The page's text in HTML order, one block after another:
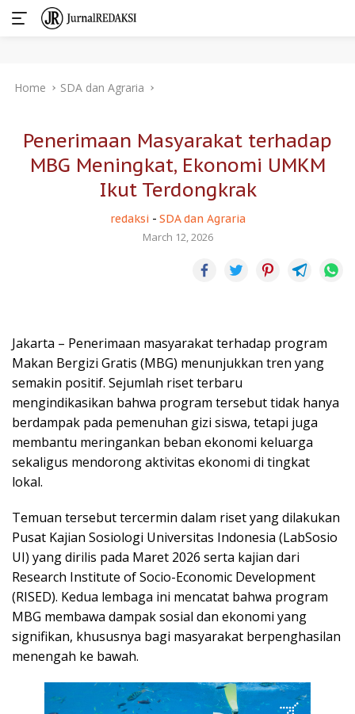
Home SDA dan Agraria
Penerimaan Masyarakat terhadap
MBG Meningkat, Ekonomi UMKM
Ikut Terdongkrak
redaksi - SDA dan Agraria
March 12, 2026
Jakarta – Penerimaan masyarakat terhadap program
Makan Bergizi Gratis (MBG) menunjukkan tren yang
semakin positif. Sejumlah riset terbaru
mengindikasikan bahwa program tersebut tidak hanya
berdampak pada pemenuhan gizi siswa, tetapi juga
membantu meringankan beban ekonomi keluarga
sekaligus mendorong aktivitas ekonomi di tingkat
lokal.
Temuan tersebut tercermin dalam riset yang dilakukan
Pusat Kajian Sosiologi Universitas Indonesia (LabSosio
UI) yang dirilis pada Maret 2026 serta kajian dari
Research Institute of Socio-Economic Development
(RISED). Kedua lembaga ini mencatat bahwa program
MBG membawa dampak sosial dan ekonomi yang
signifikan, khususnya bagi masyarakat berpenghasilan
menengah ke bawah.